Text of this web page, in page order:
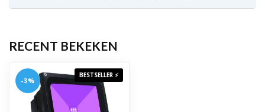
RECENT BEKEKEN
BESTSELLER ⚡
-3%